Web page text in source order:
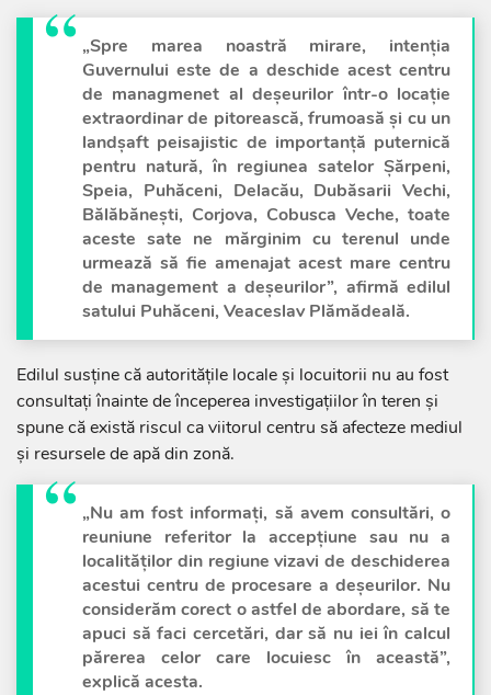
„Spre marea noastră mirare, intenția
Guvernului este de a deschide acest centru
de managmenet al deșeurilor într-o locație
extraordinar de pitorească, frumoasă și cu un
landșaft peisajistic de importanță puternică
pentru natură, în regiunea satelor Șărpeni,
Speia, Puhăceni, Delacău, Dubăsarii Vechi,
Bălăbănești, Corjova, Cobusca Veche, toate
aceste sate ne mărginim cu terenul unde
urmează să fie amenajat acest mare centru
de management a deșeurilor”, afirmă edilul
satului Puhăceni, Veaceslav Plămădeală.
Edilul susține că autoritățile locale și locuitorii nu au fost
consultați înainte de începerea investigațiilor în teren și
spune că există riscul ca viitorul centru să afecteze mediul
și resursele de apă din zonă.
„Nu am fost informați, să avem consultări, o
reuniune referitor la accepțiune sau nu a
localităților din regiune vizavi de deschiderea
acestui centru de procesare a deșeurilor. Nu
considerăm corect o astfel de abordare, să te
apuci să faci cercetări, dar să nu iei în calcul
părerea celor care locuiesc în această”,
explică acesta.